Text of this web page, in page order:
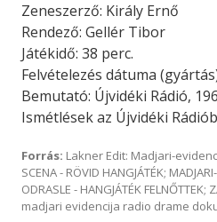
Zeneszerző: Király Ernő
Rendező: Gellér Tibor
Játékidő: 38 perc.
Felvételezés dátuma
Bemutató: Újvidéki Rádió,
Ismétlések az Újvidéki
Forrás: Lakner Edit: Madjari-
SCENA - RÖVID HANGJÁTÉK;
ODRASLE - HANGJÁTÉK FELNŐTTEK;
madjari evidencija radio drame